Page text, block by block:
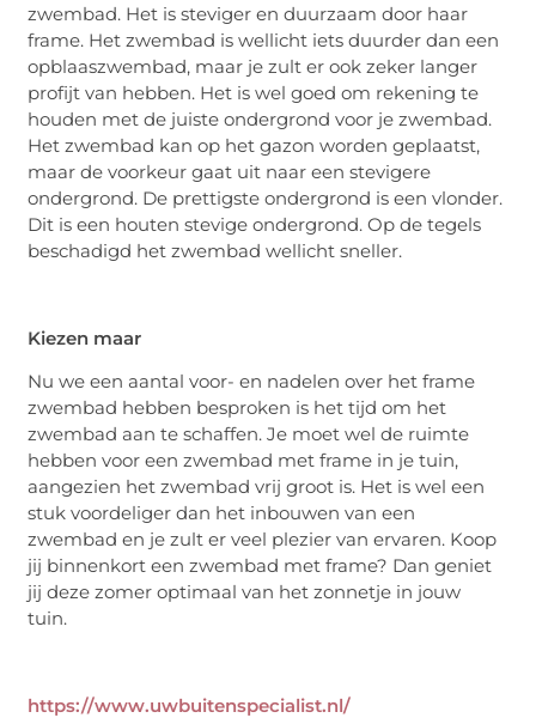
zwembad. Het is steviger en duurzaam door haar
frame. Het zwembad is wellicht iets duurder dan een
opblaaszwembad, maar je zult er ook zeker langer
profijt van hebben. Het is wel goed om rekening te
houden met de juiste ondergrond voor je zwembad.
Het zwembad kan op het gazon worden geplaatst,
maar de voorkeur gaat uit naar een stevigere
ondergrond. De prettigste ondergrond is een vlonder.
Dit is een houten stevige ondergrond. Op de tegels
beschadigd het zwembad wellicht sneller.
Kiezen maar
Nu we een aantal voor- en nadelen over het frame
zwembad hebben besproken is het tijd om het
zwembad aan te schaffen. Je moet wel de ruimte
hebben voor een zwembad met frame in je tuin,
aangezien het zwembad vrij groot is. Het is wel een
stuk voordeliger dan het inbouwen van een
zwembad en je zult er veel plezier van ervaren. Koop
jij binnenkort een zwembad met frame? Dan geniet
jij deze zomer optimaal van het zonnetje in jouw
tuin.
https://www.uwbuitenspecialist.nl/